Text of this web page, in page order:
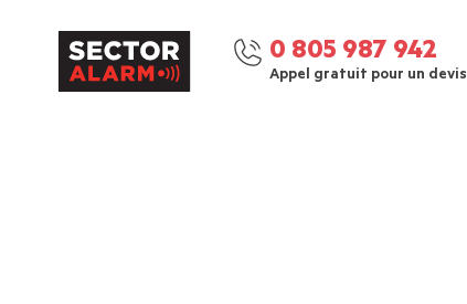
0 805 987 942
Appel gratuit pour un devis